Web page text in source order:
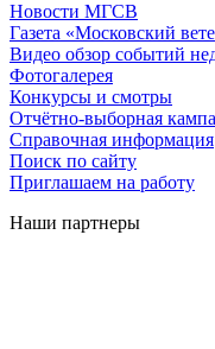
Новости МГСВ
Газета «Московский
Видео обзор событий
Фотогалерея
Конкурсы и смотры
Отчётно-выборная
Справочная информация
Поиск по сайту
Приглашаем на работу
Наши партнеры